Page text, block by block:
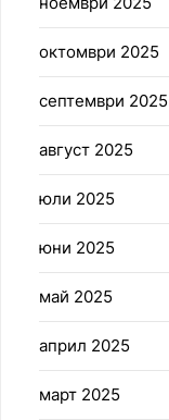
октомври 2025
септември 2025
август 2025
юли 2025
юни 2025
май 2025
април 2025
март 2025